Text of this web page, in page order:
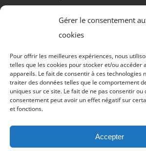
Gérer le consentement
cookies
Pour offrir les meilleures expériences, nous
telles que les cookies pour stocker et/ou accéder
appareils. Le fait de consentir à ces technologies
traiter des données telles que le comportement
uniques sur ce site. Le fait de ne pas consentir
consentement peut avoir un effet négatif sur
et fonctions.
Accepter
Politique de cookies (UE)